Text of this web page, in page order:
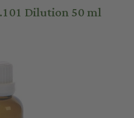
Dilution 50 ml